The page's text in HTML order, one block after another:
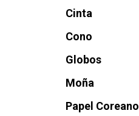
Cinta
Cono
Globos
Moña
Papel Coreano